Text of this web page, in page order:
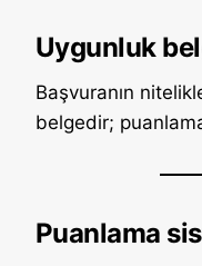
Uygunluk
Başvuranın
belgedir;
Puanlama